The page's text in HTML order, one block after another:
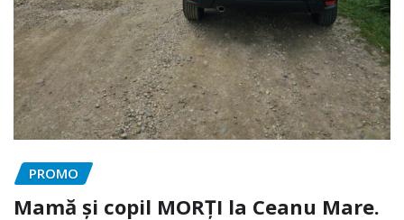
PROMO
Mamă și copil MORȚI la Ceanu Mare.